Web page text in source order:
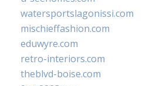
watersportslagonissi.com
mischieffashion.com
eduwyre.com
retro-interiors.com
theblvd-boise.com